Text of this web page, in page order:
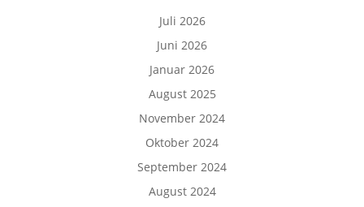
Juli 2026
Juni 2026
Januar 2026
August 2025
November 2024
Oktober 2024
September 2024
August 2024